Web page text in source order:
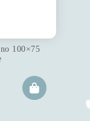
100×75